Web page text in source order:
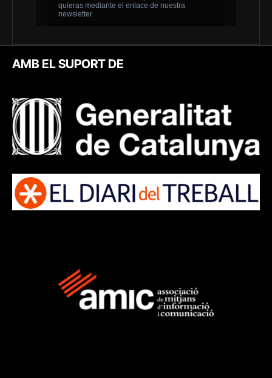
AMB EL SUPORT DE